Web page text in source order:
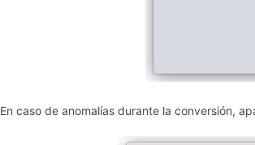
En caso de anomalías durante la conversión,